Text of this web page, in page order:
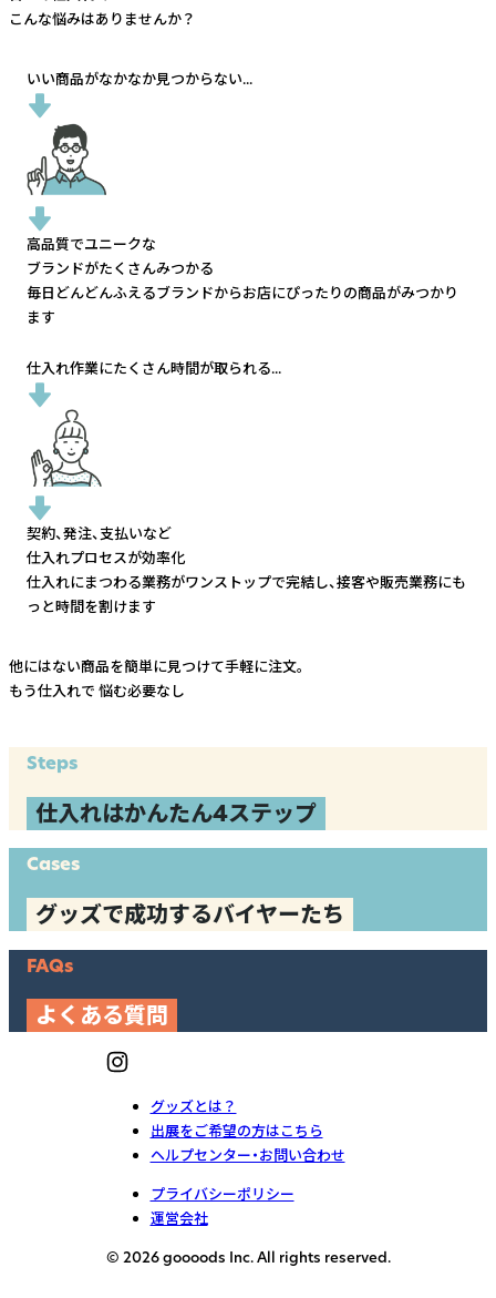
こんな悩みはありませんか？
いい商品がなかなか見つからない...
高品質でユニークな
ブランドがたくさんみつかる
毎日どんどんふえるブランドからお店にぴったりの商品がみつかり
ます
仕入れ作業にたくさん時間が取られる...
契約、発注、支払いなど
仕入れプロセスが効率化
仕入れにまつわる業務がワンストップで完結し、接客や販売業務にも
っと時間を割けます
他にはない商品を簡単に見つけて手軽に注文。
もう仕入れで 悩む必要なし
Steps
仕入れはかんたん4ステップ
Cases
グッズで成功するバイヤーたち
FAQs
よくある質問
グッズとは？
出展をご希望の方はこちら
ヘルプセンター・お問い合わせ
プライバシーポリシー
運営会社
© 2026 goooods Inc. All rights reserved.